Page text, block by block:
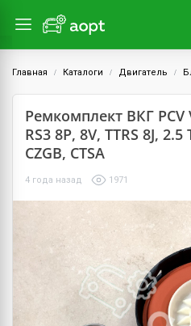
Главная Каталоги Двигатель
Ремкомплект ВКГ PCV
RS3 8P, 8V, TTRS 8J, 2.5
CZGB, CTSA
4 года назад 1971